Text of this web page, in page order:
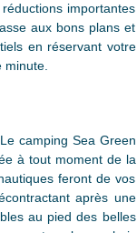
importantes
aux bons plans et
en réservant votre
camping Sea Green
à tout moment de la
feront de vos
après une
au pied des belles